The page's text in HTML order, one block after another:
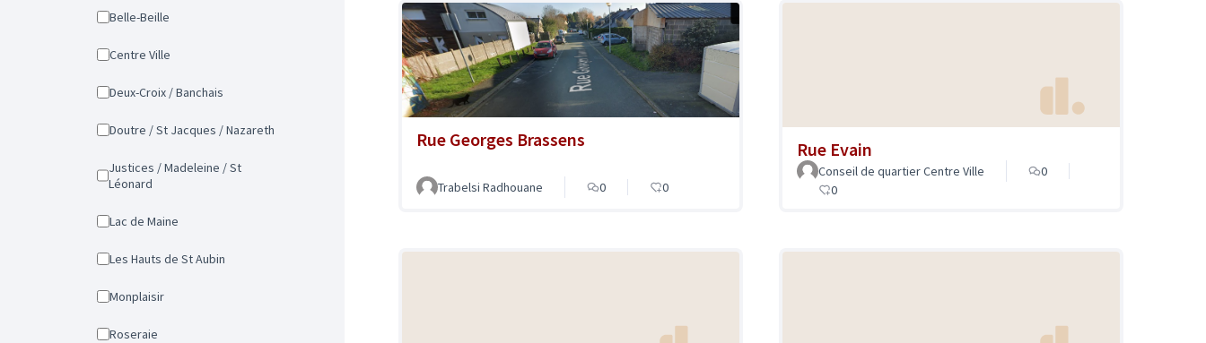
Belle-Beille
Centre Ville
Deux-Croix / Banchais
Doutre / St Jacques / Nazareth
Justices / Madeleine / St
Léonard
Lac de Maine
Les Hauts de St Aubin
Monplaisir
Roseraie
Rue Georges Brassens
Trabelsi Radhouane 0 0
Rue Evain
Conseil de quartier Centre Ville
0
0